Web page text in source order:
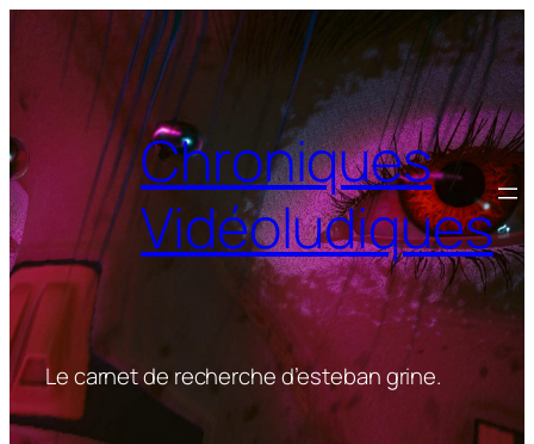
Chroniques
Vidéoludiques
Le carnet de recherche d’esteban grine.